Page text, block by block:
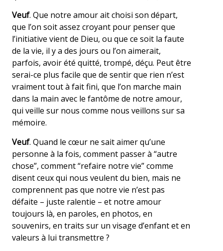
Veuf. Que notre amour ait choisi son départ,
que l’on soit assez croyant pour penser que
l’initiative vient de Dieu, ou que ce soit la faute
de la vie, il y a des jours ou l’on aimerait,
parfois, avoir été quitté, trompé, déçu. Peut être
serai-ce plus facile que de sentir que rien n’est
vraiment tout à fait fini, que l’on marche main
dans la main avec le fantôme de notre amour,
qui veille sur nous comme nous veillons sur sa
mémoire.
Veuf. Quand le cœur ne sait aimer qu’une
personne à la fois, comment passer à “autre
chose”, comment “refaire notre vie” comme
disent ceux qui nous veulent du bien, mais ne
comprennent pas que notre vie n’est pas
défaite – juste ralentie – et notre amour
toujours là, en paroles, en photos, en
souvenirs, en traits sur un visage d’enfant et en
valeurs à lui transmettre ?